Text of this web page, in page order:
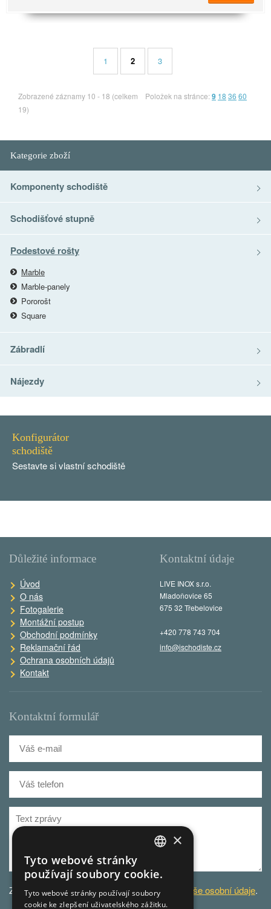
1 2 3
Položek na stránce:9 18 36 60
Zobrazené záznamy 10 - 18 (celkem
19)
Kategorie zboží
Komponenty schodiště
Schodišťové stupně
Podestové rošty
Marble
Marble-panely
Pororošt
Square
Zábradlí
Nájezdy
Konfigurátor
schodiště
Sestavte si vlastní schodiště
Důležité informace
Úvod
O nás
Fotogalerie
Montážní postup
Obchodní podmínky
Reklamační řád
Ochrana osobních údajů
Kontakt
Kontaktní formulář
Za účelem odbavení dotazuzpracováváme Vaše osobní údaje.
Kontaktní údaje
LIVE INOX s.r.o.
Mladoňovice 65
675 32 Třebelovice
+420 778 743 704
info@ischodiste.cz
×
Tyto webové stránky
používají soubory cookie.
Tyto webové stránky používají soubory
cookie ke zlepšení uživatelského zážitku.